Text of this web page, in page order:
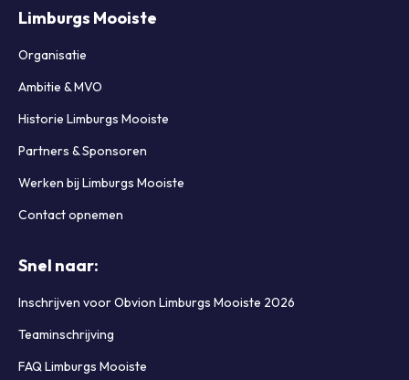
Limburgs Mooiste
Organisatie
Ambitie & MVO
Historie Limburgs Mooiste
Partners & Sponsoren
Werken bij Limburgs Mooiste
Contact opnemen
Snel naar:
Inschrijven voor Obvion Limburgs Mooiste 2026
Teaminschrijving
FAQ Limburgs Mooiste